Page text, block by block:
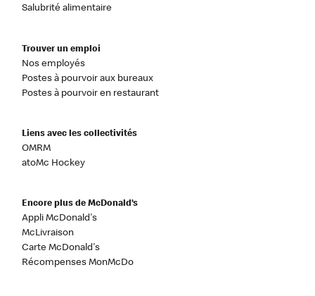
Salubrité alimentaire
Trouver un emploi
Nos employés
Postes à pourvoir aux bureaux
Postes à pourvoir en restaurant
Liens avec les collectivités
OMRM
atoMc Hockey
Encore plus de McDonald’s
Appli McDonald's
McLivraison
Carte McDonald's
Récompenses MonMcDo